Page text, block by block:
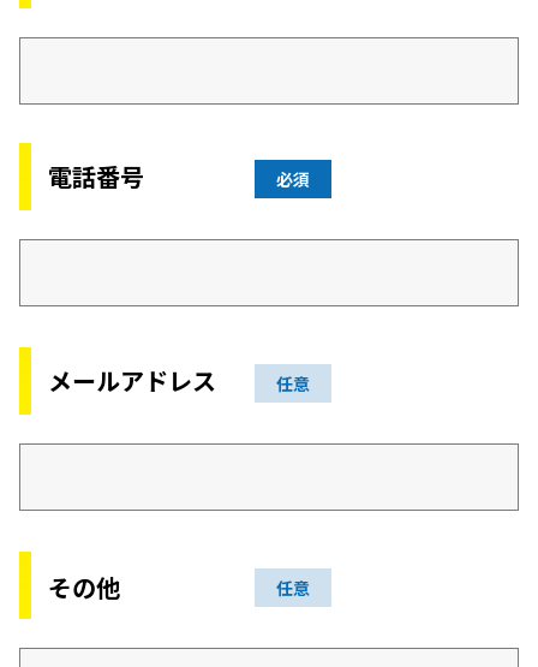
電話番号 必須
メールアドレス 任意
その他 任意